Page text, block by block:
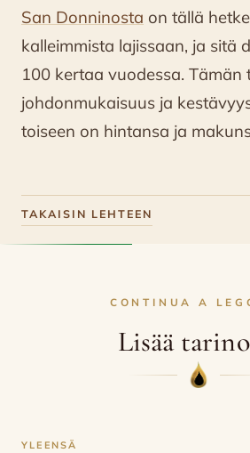
San Donninosta on tällä
kalleimmista lajissaan, ja sitä
100 kertaa vuodessa.
johdonmukaisuus ja
toiseen on hintansa ja
TAKAISIN LEHTEEN
CONTINUA A
Lisää
YLEENSÄ